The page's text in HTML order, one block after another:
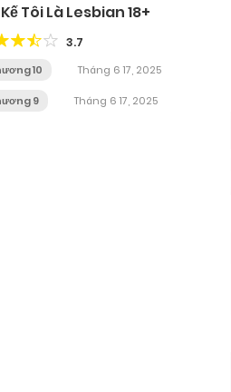
Tôi Là Lesbian 18+
3.7
10 Tháng 6 17, 2025
9 Tháng 6 17, 2025